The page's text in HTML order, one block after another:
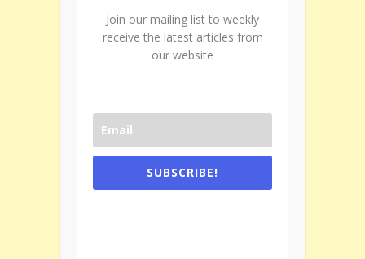
Join our mailing list to weekly
receive the latest articles from
our website
SUBSCRIBE!